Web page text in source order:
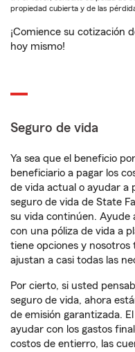
propiedad cubierta y de las
¡Comience su cotización
hoy mismo!
Seguro de vida
Ya sea que el beneficio
beneficiario a pagar los
de vida actual o ayudar a
seguro de vida de State
su vida continúen. Ayude
con una póliza de vida a
tiene opciones y nosotros
ajustan a casi todas las
Por cierto, si usted
seguro de vida, ahora
de emisión garantizada.
ayudar con los gastos
costos de entierro, las